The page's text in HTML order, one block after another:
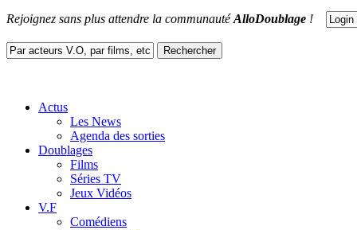
Rejoignez sans plus attendre la communautéAlloDoublage !
Actus
Les News
Agenda des sorties
Doublages
Films
Séries TV
Jeux Vidéos
V.F
Comédiens